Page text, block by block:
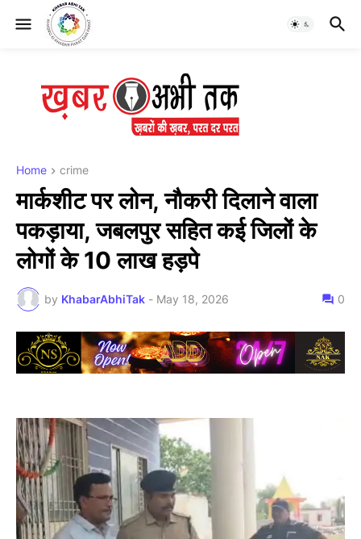
Home crime
मार्कशीट पर लोन, नौकरी दिलाने वाला
पकड़ाया, जबलपुर सहित कई जिलों के
लोगों के 10 लाख हड़पे
by KhabarAbhiTak - May 18, 2026 0